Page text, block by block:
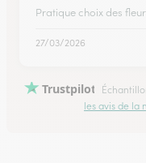
Pratique choix des
27/03/2026
Trustpilot
les avis de la